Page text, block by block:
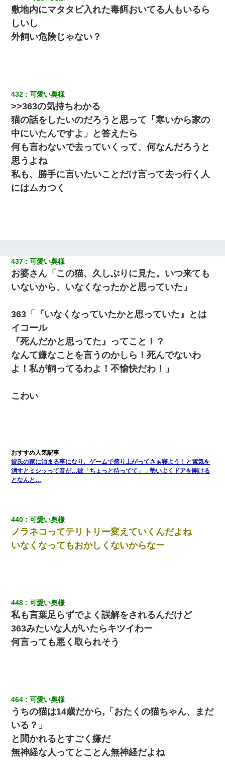
敷地内にマタタビ入れた毒餌おいてる人もいるら
しいし
外飼い危険じゃない？
432 可愛い奥様
>>363の気持ちわかる
猫の話をしたいのだろうと思って「寒いから家の
中にいたんですよ」と答えたら
何も言わないで去っていくって、何なんだろうと
思うよね
私も、勝手に言いたいことだけ言って去っ行く人
にはムカつく
437 可愛い奥様
お婆さん「この猫、久しぶりに見た。いつ来ても
いないから、いなくなったかと思っていた」
363「『いなくなっていたかと思っていた』とは
イコール
『死んだかと思ってた』ってこと！？
なんて嫌なことを言うのかしら！死んでないわ
よ！私が飼ってるわよ！不愉快だわ！」
こわい
彼氏の家に泊まる事になり、ゲームで盛り上がってさぁ寝よう！と電気を
消すとミシッって音が…彼「ちょっと待ってて」→勢いよくドアを開ける
となんと…
440 可愛い奥様
ノラネコってテリトリー変えていくんだよね
いなくなってもおかしくないからなー
448 可愛い奥様
私も言葉足らずでよく誤解をされるんだけど
363みたいな人がいたらキツイわー
何言っても悪く取られそう
464 可愛い奥様
うちの猫は14歳だから,「おたくの猫ちゃん、まだ
いる？」
と聞かれるとすごく嫌だ
無神経な人ってとことん無神経だよね